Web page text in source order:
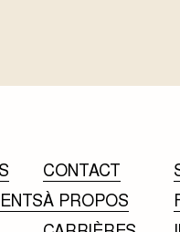
CONTACT
À PROPOS